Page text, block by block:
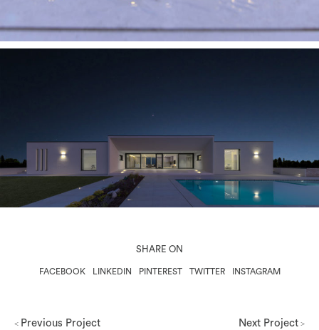
SHARE ON
FACEBOOK LINKEDIN PINTEREST TWITTER INSTAGRAM
< Previous Project Next Project >